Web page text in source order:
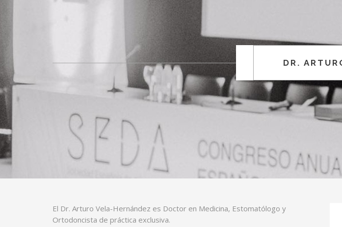
DR.
El Dr. Arturo Vela-Hernández es Doctor en Medicina, Estomatólogo y
Ortodoncista de práctica exclusiva.